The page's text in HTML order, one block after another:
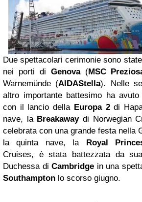
Due spettacolari cerimonie sono
nei porti di Genova(MSC
Warnemünde (AIDAStella). Nelle
altro importante battesimo ha
con il lancio della Europa 2di
nave, la Breakawaydi Norwegian
celebrata con una grande festa nella
la quinta nave, la Royal
Cruises, è stata battezzata da
Duchessa diCambridge in una
Southampton lo scorso giugno.